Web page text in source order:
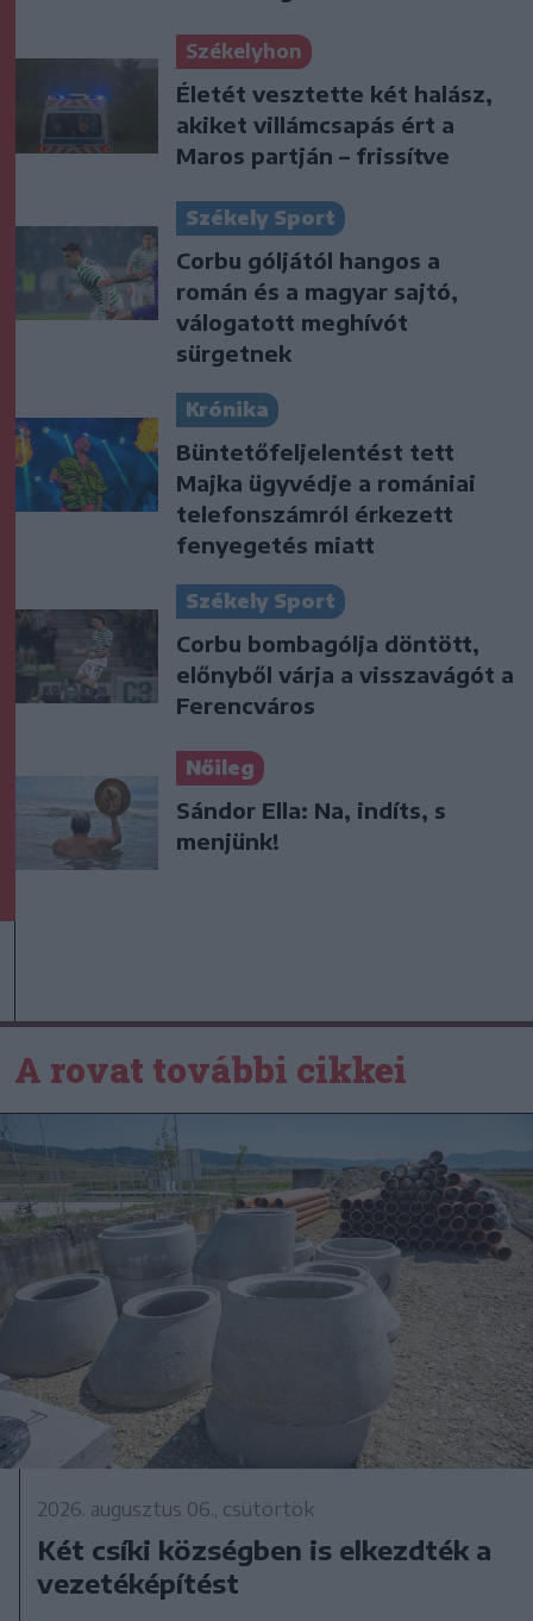
Székelyhon
Életét vesztette két halász,
akiket villámcsapás ért a
Maros partján – frissítve
Székely Sport
Corbu góljától hangos a
román és a magyar sajtó,
válogatott meghívót
sürgetnek
Krónika
Büntetőfeljelentést tett
Majka ügyvédje a romániai
telefonszámról érkezett
fenyegetés miatt
Székely Sport
Corbu bombagólja döntött,
előnyből várja a visszavágót a
Ferencváros
Nőileg
Sándor Ella: Na, indíts, s
menjünk!
A rovat további cikkei
2026. augusztus 06., csütörtök
Két csíki községben is elkezdték a
vezetéképítést